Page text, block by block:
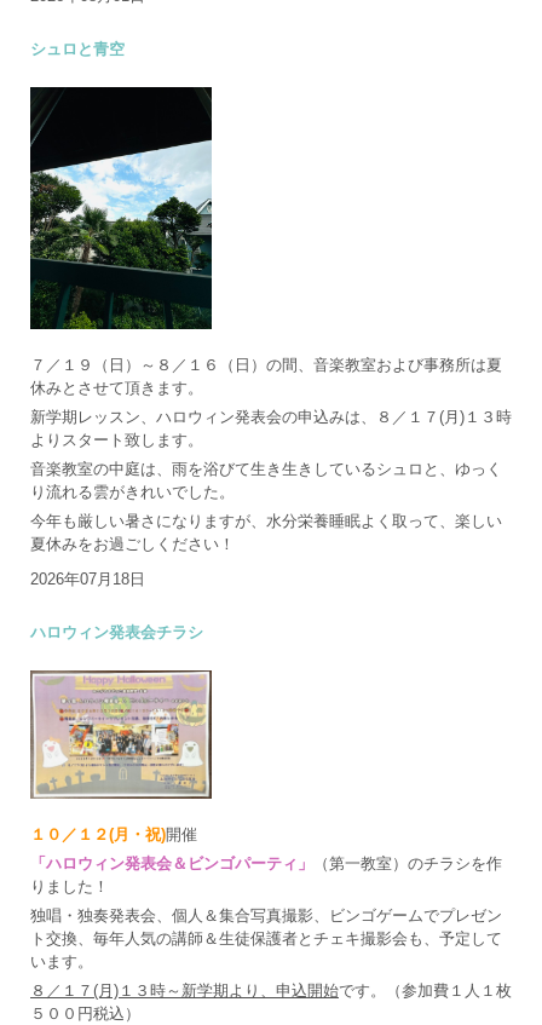
シュロと青空
７／１９（日）～８／１６（日）の間、音楽教室および事務所は夏
休みとさせて頂きます。
新学期レッスン、ハロウィン発表会の申込みは、８／１７(月)１３時
よりスタート致します。
音楽教室の中庭は、雨を浴びて生き生きしているシュロと、ゆっく
り流れる雲がきれいでした。
今年も厳しい暑さになりますが、水分栄養睡眠よく取って、楽しい
夏休みをお過ごしください！
2026年07月18日
ハロウィン発表会チラシ
１０／１２(月・祝)開催
「ハロウィン発表会＆ビンゴパーティ」
（第一教室）のチラシを作
りました！
独唱・独奏発表会、個人＆集合写真撮影、ビンゴゲームでプレゼン
ト交換、毎年人気の講師＆生徒保護者とチェキ撮影会も、予定して
います。
８／１７(月)１３時～新学期より、申込開始です。（参加費１人１枚
５００円税込）